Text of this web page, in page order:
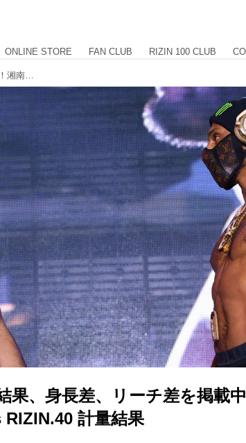
ONLINE STORE FAN CLUB RIZIN 100 CLUB
果、身長差、リーチ差を掲載
計量結果